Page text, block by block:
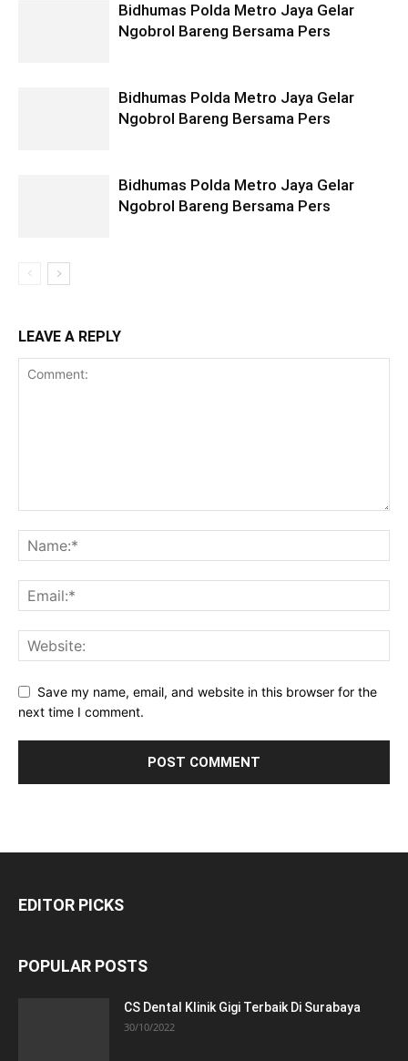
Bidhumas Polda Metro Jaya Gelar
Ngobrol Bareng Bersama Pers
Bidhumas Polda Metro Jaya Gelar
Ngobrol Bareng Bersama Pers
Bidhumas Polda Metro Jaya Gelar
Ngobrol Bareng Bersama Pers
LEAVE A REPLY
Save my name, email, and website in this browser for the
next time I comment.
EDITOR PICKS
POPULAR POSTS
CS Dental Klinik Gigi Terbaik Di Surabaya
30/10/2022